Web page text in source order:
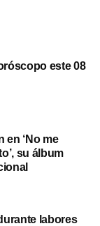
este 08
en ‘No me
su álbum
labores